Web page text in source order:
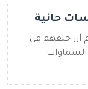
حانية
أن خلقهم في